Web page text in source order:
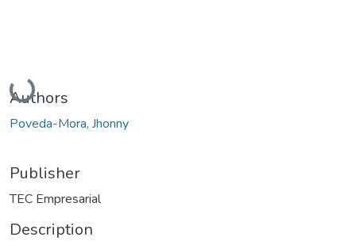
Loading...
Authors
Poveda-Mora, Jhonny
Publisher
TEC Empresarial
Description